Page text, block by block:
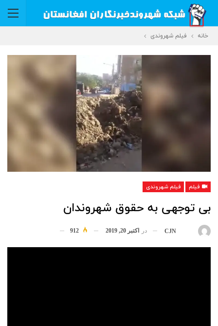
خانه فیلم شهروندی
فیلم فیلم شهروندی
بی توجهی به حقوق شهروندان
CJN در اکتبر 20, 2019 912